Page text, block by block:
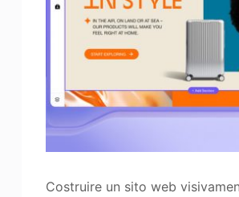
Costruire un sito web